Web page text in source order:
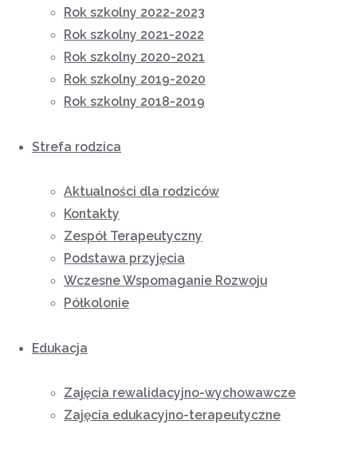
Rok szkolny 2022-2023
Rok szkolny 2021-2022
Rok szkolny 2020-2021
Rok szkolny 2019-2020
Rok szkolny 2018-2019
Strefa rodzica
Aktualności dla rodziców
Kontakty
Zespół Terapeutyczny
Podstawa przyjęcia
Wczesne Wspomaganie Rozwoju
Półkolonie
Edukacja
Zajęcia rewalidacyjno-wychowawcze
Zajęcia edukacyjno-terapeutyczne